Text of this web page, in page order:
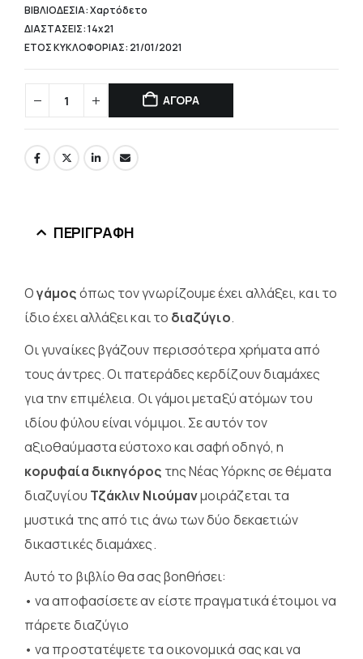
ΒΙΒΛΙΟΔΕΣΙΑ: Χαρτόδετο
ΔΙΑΣΤΑΣΕΙΣ: 14x21
ΕΤΟΣ ΚΥΚΛΟΦΟΡΙΑΣ: 21/01/2021
ΑΓΟΡΑ
ΠΕΡΙΓΡΑΦΉ
Ογάμοςόπως τον γνωρίζουμε έχει αλλάξει, και το
ίδιο έχει αλλάξει και το διαζύγιο.
Οι γυναίκες βγάζουν περισσότερα χρήματα από
τους άντρες. Οι πατεράδες κερδίζουν διαμάχες
για την επιμέλεια. Οι γάμοι μεταξύ ατόμων του
ιδίου φύλου είναι νόμιμοι. Σε αυτόν τον
αξιοθαύμαστα εύστοχο και σαφή οδηγό, η
κορυφαία δικηγόρος της Νέας Υόρκης σε θέματα
διαζυγίου Τζάκλιν Νιούμανμοιράζεται τα
μυστικά της από τις άνω των δύο δεκαετιών
δικαστικές διαμάχες.
Αυτό το βιβλίο θα σας βοηθήσει:
• να αποφασίσετε αν είστε πραγματικά έτοιμοι να
πάρετε διαζύγιο
• να προστατέψετε τα οικονομικά σας και να